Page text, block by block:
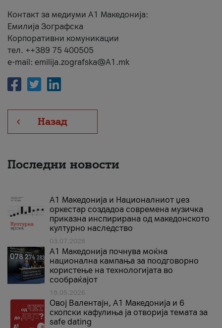
Контакт за медиуми А1 Македонија:
Емилија Зографска
Корпоративни комуникации
тел. ++389 75 400505
e-mail: emilija.zografska@A1.mk
Назад
Последни новости
А1 Македонија и Националниот џез
оркестар создадоа современа музичка
приказна инспирирана од македонското
културно наследство
03.07.2026
A1 Македонија почнува моќна
национална кампања за поодговорно
користење на технологијата во
сообраќајот
18.05.2026
Овој Валентајн, A1 Македонија и 6
скопски кафулиња ја отворија темата за
safe dating